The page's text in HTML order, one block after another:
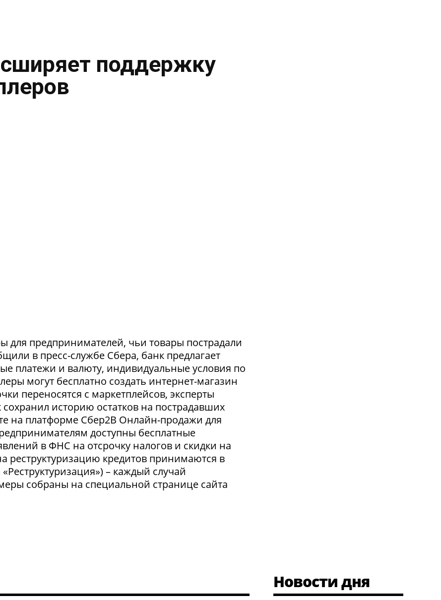
поддержку
для предпринимателей, чьи товары пострадали
в пресс-службе Сбера, банк предлагает
платежи и валюту, индивидуальные условия по
могут бесплатно создать интернет-магазин
переносятся с маркетплейсов, эксперты
историю остатков на пострадавших
на платформе Сбер2В Онлайн-продажи для
доступны бесплатные
в ФНС на отсрочку налогов и скидки на
реструктуризацию кредитов принимаются в
– каждый случай
собраны на специальной странице сайта
Новости дня